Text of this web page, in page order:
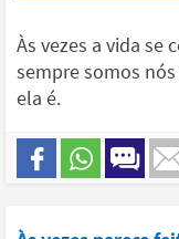
Às vezes a vida se
sempre somos
ela é.